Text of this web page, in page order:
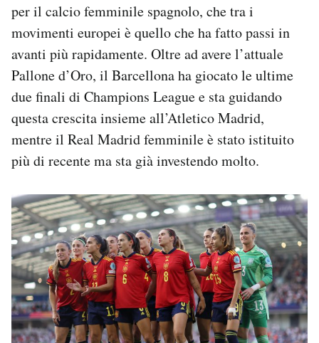
per il calcio femminile spagnolo, che tra i
movimenti europei è quello che ha fatto passi in
avanti più rapidamente. Oltre ad avere l’attuale
Pallone d’Oro, il Barcellona ha giocato le ultime
due finali di Champions League e sta guidando
questa crescita insieme all’Atletico Madrid,
mentre il Real Madrid femminile è stato istituito
più di recente ma sta già investendo molto.